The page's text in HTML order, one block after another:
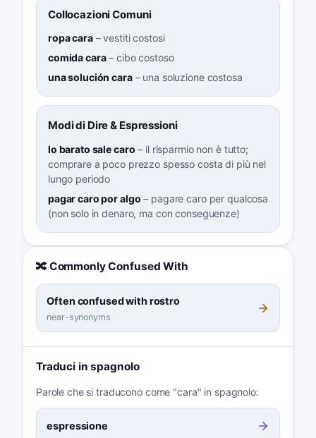
Collocazioni Comuni
ropa cara–vestiti costosi
comida cara–cibo costoso
una solución cara– una soluzione costosa
Modi di Dire & Espressioni
lo barato sale caro – il risparmio non è tutto;
comprare a poco prezzo spesso costa di più nel
lungo periodo
pagar caro por algo – pagare caro per qualcosa
(non solo in denaro, ma con conseguenze)
🔀 Commonly Confused With
Often confused with rostro
near-synonyms
Traduci in spagnolo
Parole che si traducono come "cara" in spagnolo:
espressione